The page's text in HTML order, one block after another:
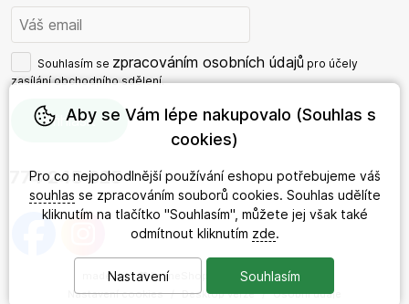
Souhlasím se zpracováním osobních údajů pro účely
zasílání obchodního sdělení.
774 245 625
made with❤byineShop
© 2026 - DárkyRada.cz
Nastavení cookies / Desktop verze / Osobní údaje
Aby se Vám lépe nakupovalo (Souhlas s
cookies)
Pro co nejpohodlnější používání eshopu potřebujeme váš
souhlas se zpracováním souborů cookies. Souhlas udělíte
kliknutím na tlačítko "Souhlasím", můžete jej však také
odmítnout kliknutím zde.
Nastavení Souhlasím